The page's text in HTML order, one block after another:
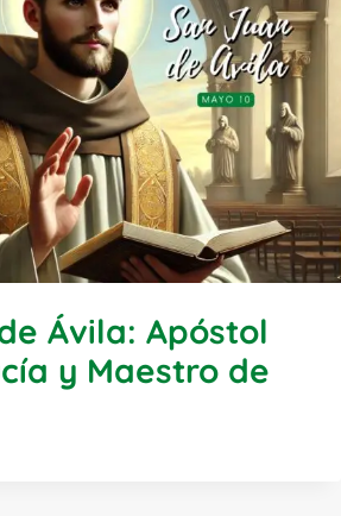
Ávila: Apóstol
y Maestro de